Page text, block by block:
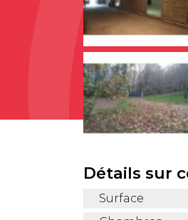
Détails sur
Surface